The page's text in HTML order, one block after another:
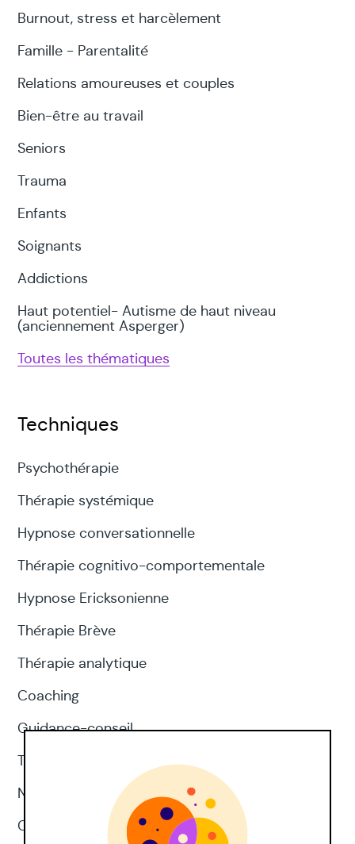
Burnout, stress et harcèlement
Famille - Parentalité
Relations amoureuses et couples
Bien-être au travail
Seniors
Trauma
Enfants
Soignants
Addictions
Haut potentiel- Autisme de haut niveau
(anciennement Asperger)
Toutes les thématiques
Techniques
Psychothérapie
Thérapie systémique
Hypnose conversationnelle
Thérapie cognitivo-comportementale
Hypnose Ericksonienne
Thérapie Brève
Thérapie analytique
Coaching
Guidance-conseil
Thérapie d'acceptation et d'engagement
Neuropsychologie
CNV